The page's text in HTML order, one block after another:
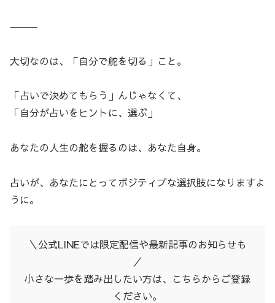
⸻
大切なのは、「自分で舵を切る」こと。
「占いで決めてもらう」んじゃなくて、
「自分が占いをヒントに、選ぶ」
あなたの人生の舵を握るのは、あなた自身。
占いが、あなたにとってポジティブな選択肢になりますよ
うに。
＼公式LINEでは限定配信や最新記事のお知らせも
／
小さな一歩を踏み出したい方は、こちらからご登録
ください。